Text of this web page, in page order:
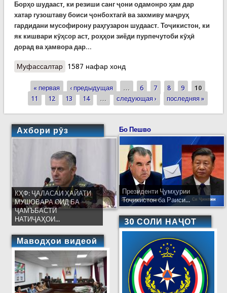
Борҳо шудааст, ки резиши санг ҷони одамонро ҳам дар
хатар гузоштаву боиси ҷонбохтагӣ ва захмиву маҷруҳ
гардидани мусофирону раҳгузарон шудааст. Тоҷикистон, ки
як кишвари кӯҳсор аст, роҳҳои зиёди пурпечутоби кӯҳӣ
дорад ва ҳамвора дар...
Муфассалтаро Боз як хатари резиши санг дар минтақаи
ба андозаи 950 метри мураббаъ аз баданаи кӯҳ
канда шуд (ВИДЕО)
1587 нафар хонд
Страницы
« первая ‹ предыдущая … 6 7 8 9
10
11
12 13 14 … следующая › последняя »
Ахбори рӯз
КҲФ: ҶАЛАСАИ ҲАЙАТИ
МУШОВАРА ОИД БА
ҶАМЪБАСТИ
НАТИҶАҲОИ...
Маводҳои видеоӣ
Бо Пешво
Президенти Ҷумҳурии
Тоҷикистон ба Раиси...
30 СОЛИ НАҶОТ